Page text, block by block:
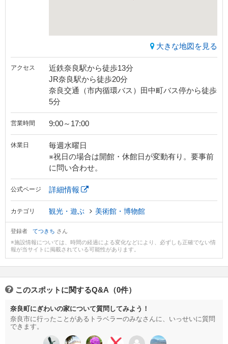
大きな地図を見る
アクセス
近鉄奈良駅から徒歩13分
JR奈良駅から徒歩20分
奈良交通（市内循環バス）田中町バス停から徒歩
5分
営業時間 9:00～17:00
休業日
毎週水曜日
※祝日の場合は開館・休館日が変動有り。要事前
に問い合わせ。
公式ページ 詳細情報
カテゴリ 観光・遊ぶ 美術館・博物館
登録者 てつきち さん
※施設情報については、時間の経過による変化などにより、必ずしも正確でない情
報が当サイトに掲載されている可能性があります。
このスポットに関するQ&A（0件）
奈良町にぎわいの家について質問してみよう！
奈良市に行ったことがあるトラベラーのみなさんに、いっせいに質問
できます。